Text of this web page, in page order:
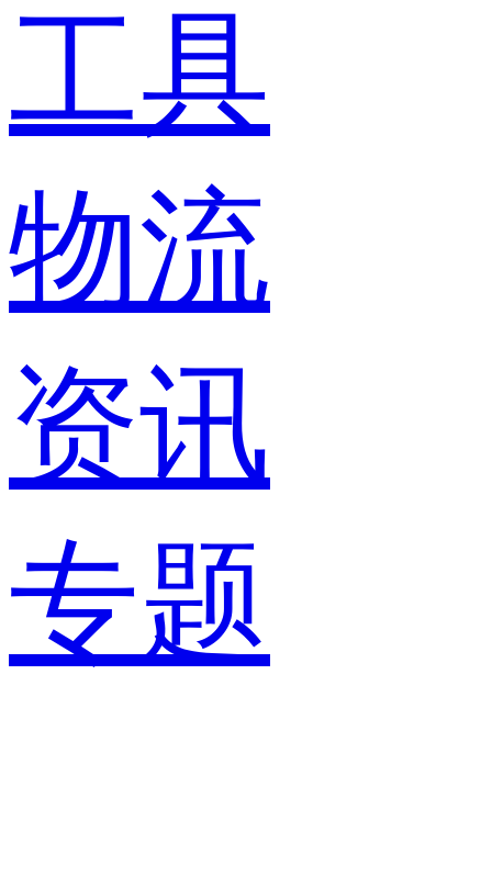
工具
物流
资讯
专题